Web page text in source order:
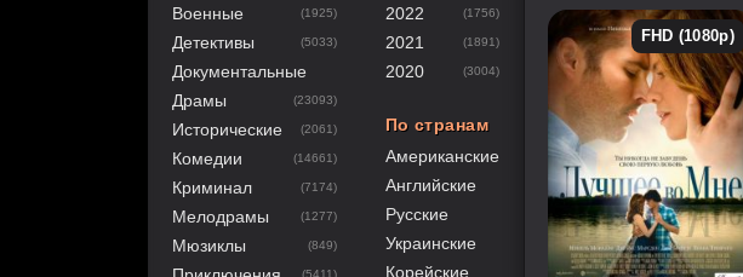
FHD (1080p)
Военные (1925)
Детективы (5033)
Документальные
Драмы
(23093)
Исторические (2061)
Комедии (14661)
Криминал (7174)
Мелодрамы (1277)
Мюзиклы (849)
(5411)
2022 (1756)
2021 (1891)
2020 (3004)
По странам
Американские
Английские
Русские
Украинские
Корейские